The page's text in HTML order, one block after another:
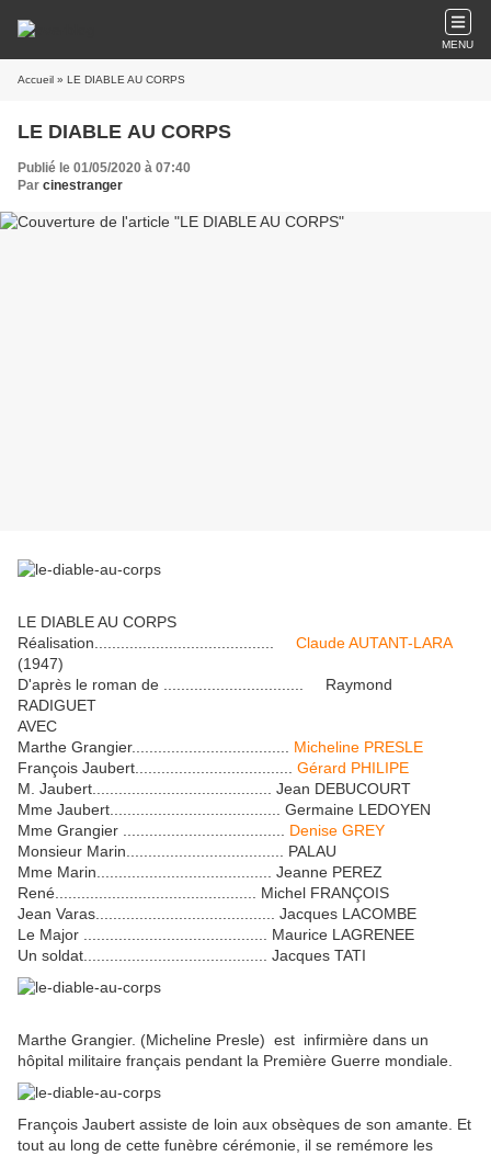
MENU
Accueil » LE DIABLE AU CORPS
LE DIABLE AU CORPS
Publié le 01/05/2020 à 07:40
Par cinestranger
LE DIABLE AU CORPS
Réalisation......................................... Claude AUTANT-LARA
(1947)
D'après le roman de ................................ Raymond
RADIGUET
AVEC
Marthe Grangier.................................... Micheline PRESLE
François Jaubert.................................... Gérard PHILIPE
M. Jaubert......................................... Jean DEBUCOURT
Mme Jaubert....................................... Germaine LEDOYEN
Mme Grangier ..................................... Denise GREY
Monsieur Marin.................................... PALAU
Mme Marin........................................ Jeanne PEREZ
René.............................................. Michel FRANÇOIS
Jean Varas......................................... Jacques LACOMBE
Le Major .......................................... Maurice LAGRENEE
Un soldat.......................................... Jacques TATI
Marthe Grangier. (Micheline Presle) est infirmière dans un
hôpital militaire français pendant la Première Guerre mondiale.
François Jaubert assiste de loin aux obsèques de son amante. Et
tout au long de cette funèbre cérémonie, il se remémore les